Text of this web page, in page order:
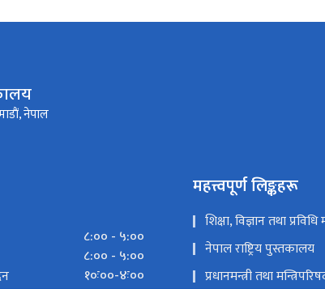
नेपाल
८:०० - ५:००
८:०० - ५:००
१०ः००-४ः००
महत्त्वपूर्ण लिङ्कहरू
शिक्षा, विज्ञान तथा प्रविधि
नेपाल राष्ट्रिय पुस्तकालय
प्रधानमन्त्री तथा